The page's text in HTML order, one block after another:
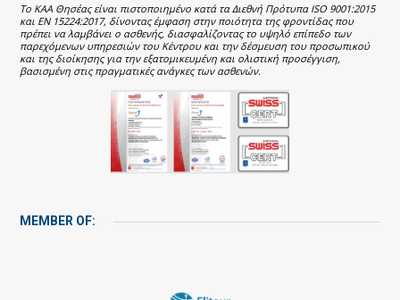
Το ΚΑΑ Θησέας είναι πιστοποιημένο κατά τα Διεθνή Πρότυπα ISO 9001:2015
και EN 15224:2017, δίνοντας έμφαση στην ποιότητα της φροντίδας που
πρέπει να λαμβάνει ο ασθενής, διασφαλίζοντας το υψηλό επίπεδο των
παρεχόμενων υπηρεσιών του Κέντρου και την δέσμευση του προσωπικού
και της διοίκησης για την εξατομικευμένη και ολιστική προσέγγιση,
βασισμένη στις πραγματικές ανάγκες των ασθενών.
MEMBER OF: